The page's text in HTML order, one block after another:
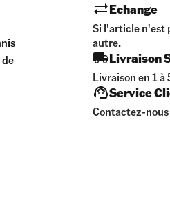
Echange
Si l'article n'est
autre.
Livraison
Livraison en 1 à
Service
Contactez-